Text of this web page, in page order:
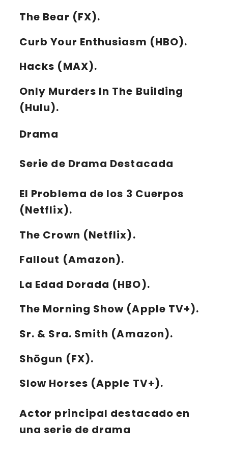
The Bear (FX).
Curb Your Enthusiasm (HBO).
Hacks (MAX).
Only Murders In The Building
(Hulu).
Drama
Serie de Drama Destacada
El Problema de los 3 Cuerpos
(Netflix).
The Crown (Netflix).
Fallout (Amazon).
La Edad Dorada (HBO).
The Morning Show (Apple TV+).
Sr. & Sra. Smith (Amazon).
Shōgun (FX).
Slow Horses (Apple TV+).
Actor principal destacado en
una serie de drama